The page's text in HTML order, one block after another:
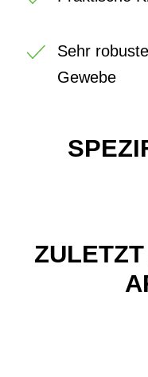
Sehr
Gewebe